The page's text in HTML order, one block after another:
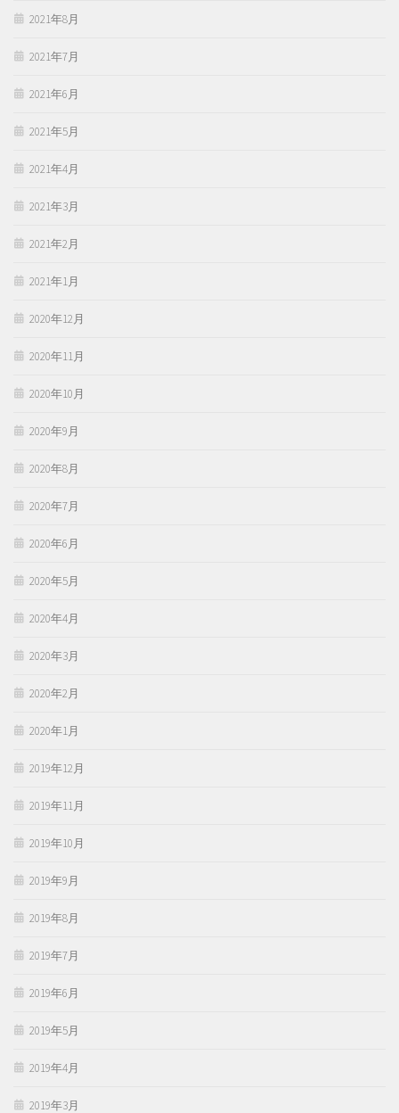
2021年8月
2021年7月
2021年6月
2021年5月
2021年4月
2021年3月
2021年2月
2021年1月
2020年12月
2020年11月
2020年10月
2020年9月
2020年8月
2020年7月
2020年6月
2020年5月
2020年4月
2020年3月
2020年2月
2020年1月
2019年12月
2019年11月
2019年10月
2019年9月
2019年8月
2019年7月
2019年6月
2019年5月
2019年4月
2019年3月